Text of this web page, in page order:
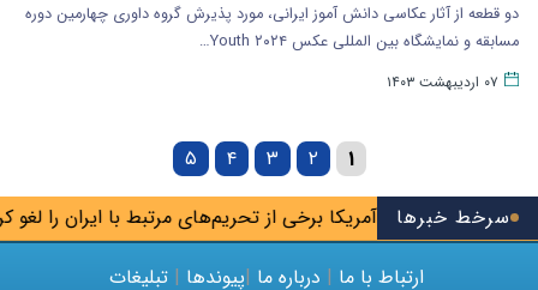
سرخط خبرهاآمریکا برخی از تحریم‌های مرتبط با ایران را لغو کرد
دو قطعه از آثار عکاسی دانش آموز ایرانی، مورد پذیرش گروه داوری چهارمین دوره
مسابقه و نمایشگاه بین المللی عکس ۲۰۲۴ Youth…
۰۷ اردیبهشت ۱۴۰۳
۱ ۲ ۳ ۴ ۵
ارتباط با ما | درباره ما |پیوندها | تبلیغات